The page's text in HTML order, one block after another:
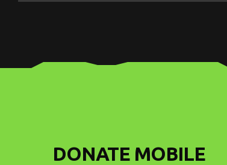
DONATE MOBILE